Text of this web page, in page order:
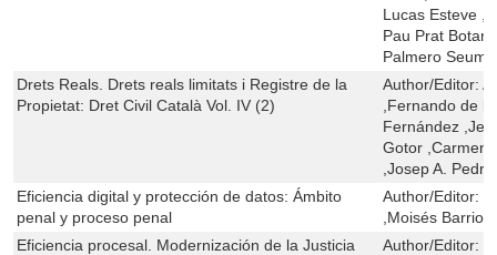
Lucas Esteve
Pau Prat
Palmero Seuma
Drets Reals. Drets reals limitats i Registre de la
Propietat: Dret Civil Català Vol. IV (2)
Author/Editor:
,Fernando de
Fernández
Gotor ,Carmen
,Josep A.
Eficiencia digital y protección de datos: Ámbito
penal y proceso penal
Author/Editor:
,Moisés Barrio
Eficiencia procesal. Modernización de la Justicia
Author/Editor: